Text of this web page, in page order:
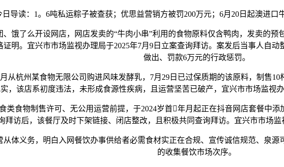
读：1。6吨私运粽子被查获；优思益营销方被罚200万元；6月20日起澳进口牛
了么开设网店，网店发卖的“牛肉小串”利用的食物原料仅含鸭肉，发卖的预
明。宜兴市市场监视办理局于2025年7月9日立案查询拜访。案发后当事人自
做出、罚款6万元的行政惩罚。
杭州某食物无限公司购进风味发酵乳，7月29日已过保质期的该原料，制售10
，该店系初度违法，未形成食源性疾病，且运营坚苦已破产，宜兴市市场监视
物制售许可、无公用运营前提，于2024岁首年月起正在抖音网店套餐中添
拜访后，该餐厅及时下架链接、闭店整改，且积极共同查询拜访。宜兴市市场监
义务，明白入网餐饮办事供给者必需食材实正在合规、宣传诚信规范、泉源
的收集餐饮市场次序。